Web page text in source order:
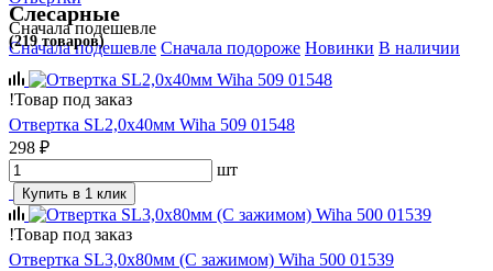
Сначала подешевле
Сначала подешевле Сначала подороже Новинки В наличии
Слесарные
(219 товаров)
!Товар под заказ
Отвертка SL2,0х40мм Wiha 509 01548
298 ₽
шт
Купить в 1 клик
!Товар под заказ
Отвертка SL3,0х80мм (C зажимом) Wiha 500 01539